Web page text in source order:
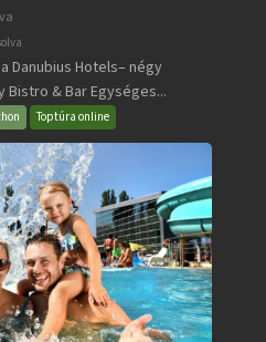
Danubius Hotels– négy
Bistro & Bar Egységes...
Toptúra online